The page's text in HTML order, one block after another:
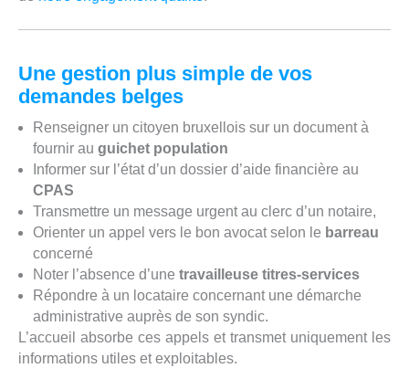
Une gestion plus simple de vos
demandes belges
Renseigner un citoyen bruxellois sur un document à
fournir au guichet population
Informer sur l’état d’un dossier d’aide financière au
CPAS
Transmettre un message urgent au clerc d’un notaire,
Orienter un appel vers le bon avocat selon le barreau
concerné
Noter l’absence d’une travailleuse titres-services
Répondre à un locataire concernant une démarche
administrative auprès de son syndic.
L’accueil absorbe ces appels et transmet uniquement les
informations utiles et exploitables.